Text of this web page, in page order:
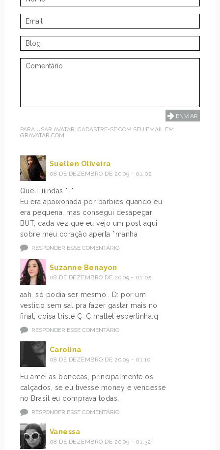
PARA USAR AVATAR, CADASTRE-SE COM SEU EMAIL EM
GRAVATAR.COM
Suellen Oliveira
08 DE DEZEMBRO DE 2009 - 01:02
Que liiiiindas *-*
Eu era apaixonada por barbies quando eu
era pequena, mas consegui desapegar
BUT, cada vez que eu vejo um post aqui
sobre meu coração aperta *manha
RESPONDER ESSE COMENTÁRIO
Suzanne Benayon
08 DE DEZEMBRO DE 2009 - 01:05
aah. só podia ser mesmo.. D: por um
vestido sem sal pra fazer gastar mais no
final; coisa triste Ç_Ç mattel espertinha.q
RESPONDER ESSE COMENTÁRIO
Carolina
08 DE DEZEMBRO DE 2009 - 01:10
Eu amei as bonecas, principalmente os
calçados, se eu tivesse money e vendesse
no Brasil eu comprava todas.
RESPONDER ESSE COMENTÁRIO
Vanessa
08 DE DEZEMBRO DE 2009 - 01:32